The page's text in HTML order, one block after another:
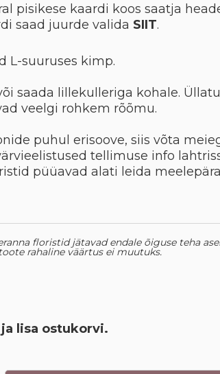
pisikese kaardi koos saatja
saad juurde valida SIIT.
L-suuruses kimp.
saada lillekulleriga kohale.
veelgi rohkem rõõmu.
puhul erisoove, siis võta
tellimuse info
püüavad alati leida
floristid jätavad endale õiguse teha
rahaline väärtus ei muutuks.
lisa ostukorvi.